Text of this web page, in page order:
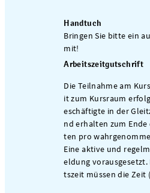
Handtuch
Bringen Sie bitte ein
mit!
Arbeitszeitgutschrift
Die Teilnahme am
it zum Kursraum
eschäftigte in der
nd erhalten zum Ende
ten pro
Eine aktive und
eldung vorausgesetzt.
tszeit müssen die Zeit